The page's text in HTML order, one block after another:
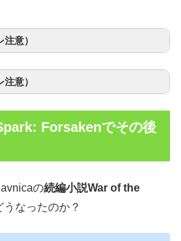
意）
意）
Forsakenでその後
の続編小説War of the
うなったのか？